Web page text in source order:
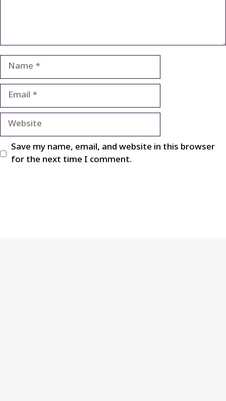
Name
Email
Website
Save my name, email, and website in this browser
for the next time I comment.